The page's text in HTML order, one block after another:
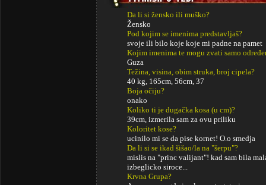
Da li si žensko ili muško?
Žensko
Pod kojim se imenima predstavljaš?
svoje ili bilo koje koje mi padne na pamet
Kojim imenima te mogu zvati samo
Guza
Težina, visina, obim struka, broj cipela?
40 kg, 165cm, 56cm, 37
Boja očiju?
onako
Koliko ti je dugačka kosa (u cm)?
39cm, izmerila sam za ovu priliku
Koloritet kose?
ucinilo mi se da pise kornet! O.o smedja
Da li si se ikad šišao/la na "šerpu"?
mislis na "princ valijant"! kad sam bila
izbeglicko siroce...
Krvna Grupa?